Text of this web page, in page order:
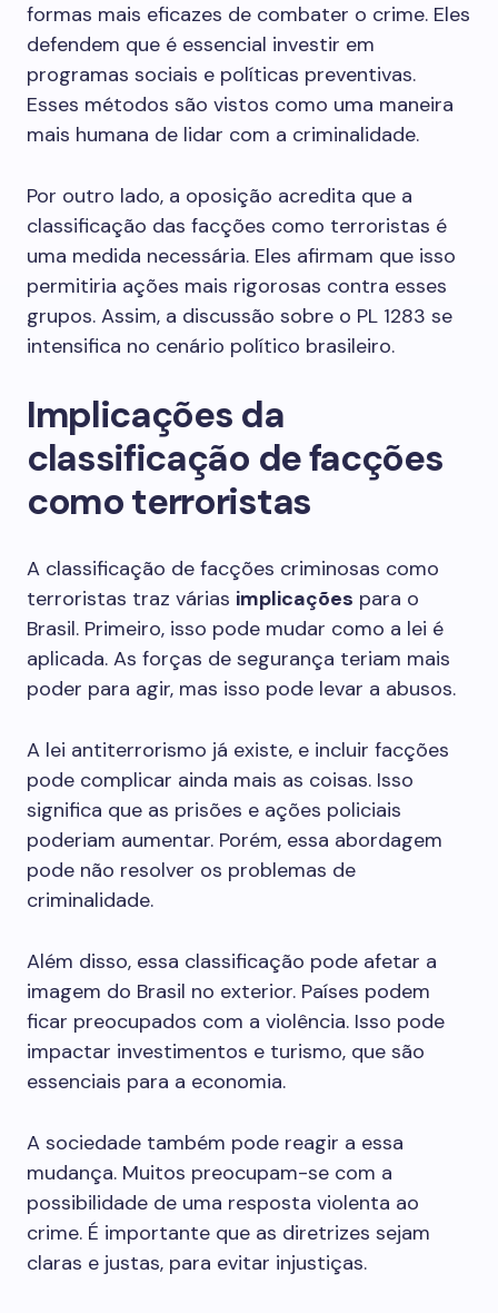
formas mais eficazes de combater o crime. Eles
defendem que é essencial investir em
programas sociais e políticas preventivas.
Esses métodos são vistos como uma maneira
mais humana de lidar com a criminalidade.
Por outro lado, a oposição acredita que a
classificação das facções como terroristas é
uma medida necessária. Eles afirmam que isso
permitiria ações mais rigorosas contra esses
grupos. Assim, a discussão sobre o PL 1283 se
intensifica no cenário político brasileiro.
Implicações da
classificação de facções
como terroristas
A classificação de facções criminosas como
terroristas traz várias implicações para o
Brasil. Primeiro, isso pode mudar como a lei é
aplicada. As forças de segurança teriam mais
poder para agir, mas isso pode levar a abusos.
A lei antiterrorismo já existe, e incluir facções
pode complicar ainda mais as coisas. Isso
significa que as prisões e ações policiais
poderiam aumentar. Porém, essa abordagem
pode não resolver os problemas de
criminalidade.
Além disso, essa classificação pode afetar a
imagem do Brasil no exterior. Países podem
ficar preocupados com a violência. Isso pode
impactar investimentos e turismo, que são
essenciais para a economia.
A sociedade também pode reagir a essa
mudança. Muitos preocupam-se com a
possibilidade de uma resposta violenta ao
crime. É importante que as diretrizes sejam
claras e justas, para evitar injustiças.